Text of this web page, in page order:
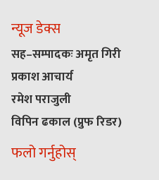
न्यूज डेक्स
सह–सम्पादकः अमृत गिरी
प्रकाश आचार्य
रमेश पराजुली
विपिन ढकाल (प्रुफ रिडर)
फलो गर्नुहोस्